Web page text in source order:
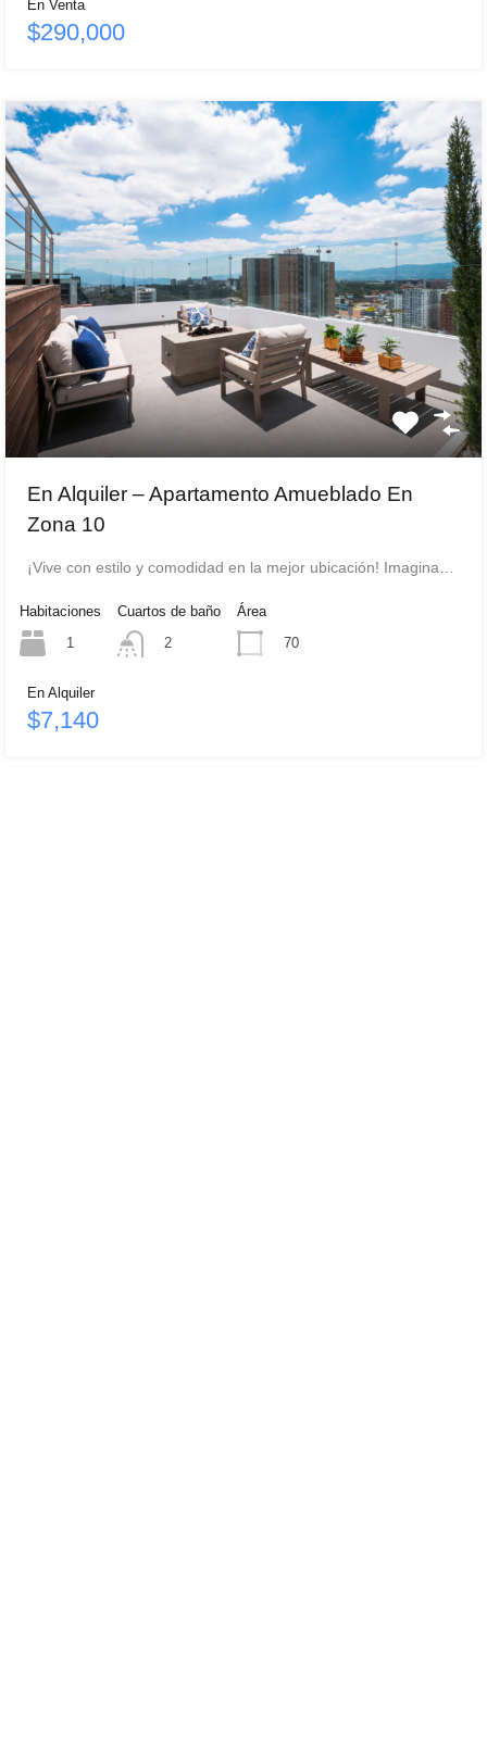
En Venta
$290,000
En Alquiler – Apartamento Amueblado En
Zona 10
¡Vive con estilo y comodidad en la mejor ubicación! Imagina…
Habitaciones
1
Cuartos de baño
2
Área
70
En Alquiler
$7,140